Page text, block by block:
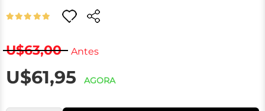
U$63,00 Antes
U$61,95 AGORA